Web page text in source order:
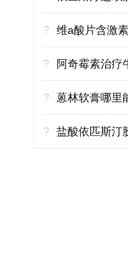
? 维a酸片含激
? 阿奇霉素治疗
? 蒽林软膏哪里
? 盐酸依匹斯汀